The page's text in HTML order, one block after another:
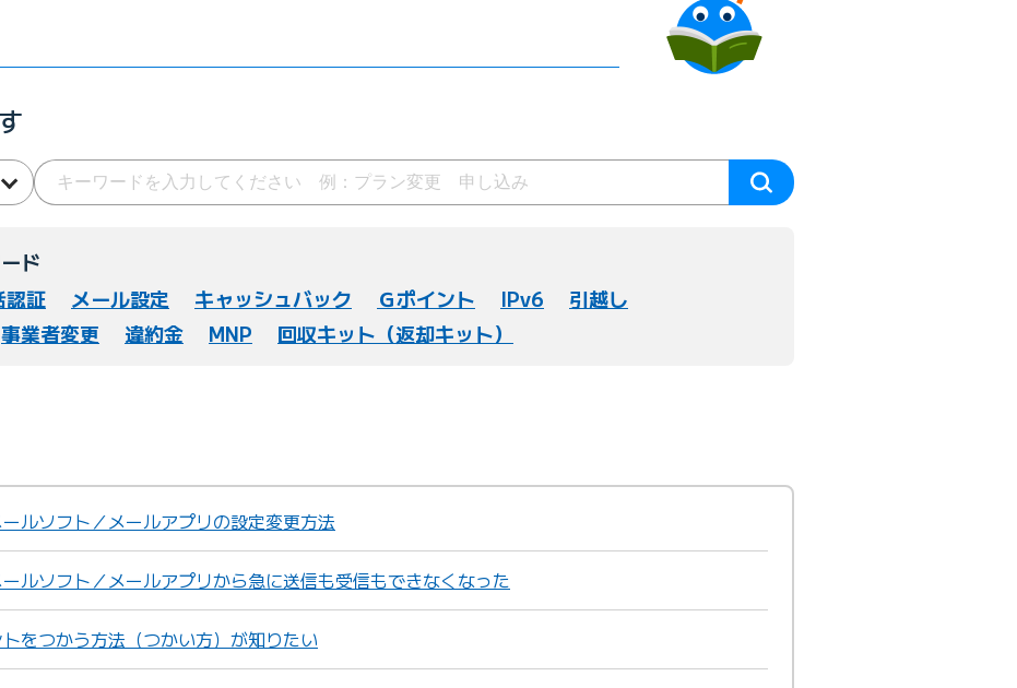
ド
認証 メール設定 キャッシュバック Ｇポイント IPv6
引越し
事業者変更 違約金 MNP 回収キット（返却キット）
ルソフト／メールアプリの設定変更方法
ルソフト／メールアプリから急に送信も受信もできなくなった
をつかう方法（つかい方）が知りたい